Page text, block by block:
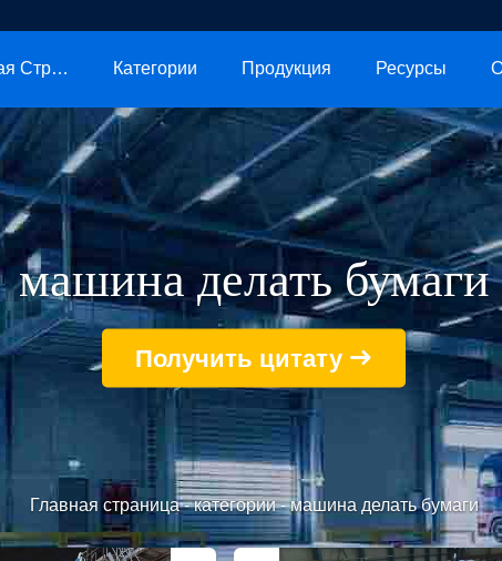
Главная Страница Категории Продукция Ресурсы
машина делать бумаги
Получить цитату
Главная страница-категории-машина делать бумаги